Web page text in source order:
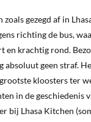
zoals gezegd af in
richting de bus,
en krachtig rond.
geen straf.
kloosters ter
in de
bij Lhasa Kitchen